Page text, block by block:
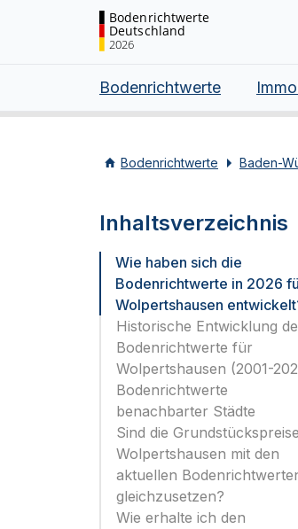
Bodenrichtwerte
Deutschland
2026
Bodenrichtwerte
Bodenrichtwerte Baden-
Inhaltsverzeichnis
Wie haben sich die
Bodenrichtwerte in 2026
Wolpertshausen
Historische Entwicklung
Bodenrichtwerte für
Wolpertshausen (2001-
Bodenrichtwerte
benachbarter Städte
Sind die
Wolpertshausen mit den
aktuellen
gleichzusetzen?
Wie erhalte ich den